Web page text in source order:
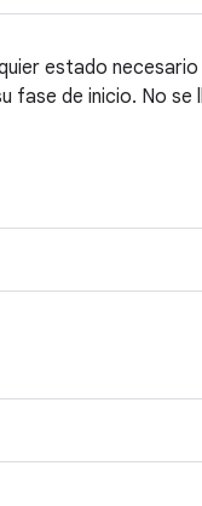
estado
fase de inicio. No se